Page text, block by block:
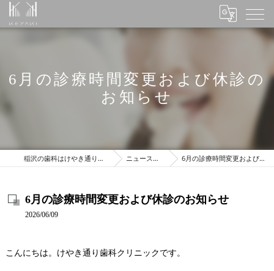
6月の診療時間変更および休診の
お知らせ
稲沢の歯科はけやき通り歯科クリニック ニュース＆ブログ 6月の診療時間変更および休診のお知らせ
6月の診療時間変更および休診のお知らせ
2026/06/09
こんにちは。けやき通り歯科クリニックです。